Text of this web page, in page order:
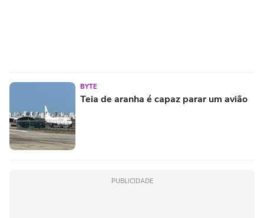
BYTE
Teia de aranha é capaz parar um avião
PUBLICIDADE